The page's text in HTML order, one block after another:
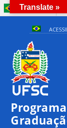
BRASIL
Translate »